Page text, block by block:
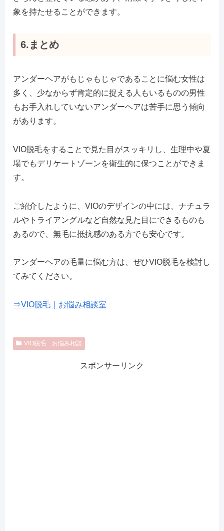
象を持たせることができます。
6.まとめ
アンダーヘアがもじゃもじゃであることに悩む女性は
多く、少なからず肯定的に捉える人もいるものの男性
もお手入れしていないアンダーヘアは苦手に思う傾向
があります。
VIO脱毛をすることで見た目がスッキリし、生理中や夏
場でもデリケートゾーンを衛生的に保つことができま
す。
ご紹介したように、VIOのデザインの中には、ナチュラ
ルやトライアングルなど自然な見た目にできるものも
あるので、無毛に抵抗感のある方でも安心です。
アンダーヘアの毛量に悩む方は、ぜひVIO脱毛を検討し
てみてください。
⇒VIO脱毛｜お悩み相談室
VIO脱毛 お悩み相談
スポンサーリンク